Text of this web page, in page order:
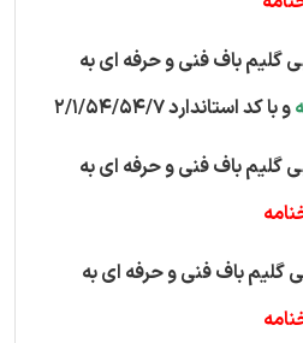
گلیم باف فنی و حرفه ای به
و با کد استاندارد 2/1/54/54/7
گلیم باف فنی و حرفه ای به
گلیم باف فنی و حرفه ای به